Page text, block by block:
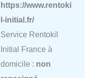
https://www.rentoki
l-initial.fr/
Service Rentokil
Initial France à
domicile : non